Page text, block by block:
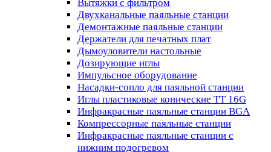
Вытяжки с фильтром
Двухканальные паяльные станции
Демонтажные паяльные станции
Держатели для печатных плат
Дымоуловители настольные
Дозирующие иглы
Импульсное оборудование
Насадки-сопло для паяльной станции
Иглы пластиковые конические TT 16G
Инфракрасные паяльные станции BGA
Компрессорные паяльные станции
Инфракрасные паяльные станции с
нижним подогревом